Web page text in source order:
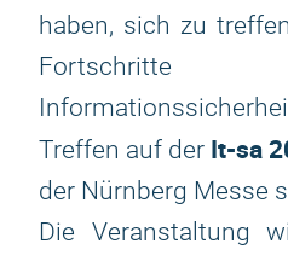
haben, sich zu
Treffen auf der It-sa
der Nürnberg Messe
Die Veranstaltung